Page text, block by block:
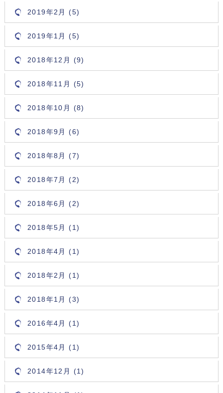
2019年2月 (5)
2019年1月 (5)
2018年12月 (9)
2018年11月 (5)
2018年10月 (8)
2018年9月 (6)
2018年8月 (7)
2018年7月 (2)
2018年6月 (2)
2018年5月 (1)
2018年4月 (1)
2018年2月 (1)
2018年1月 (3)
2016年4月 (1)
2015年4月 (1)
2014年12月 (1)